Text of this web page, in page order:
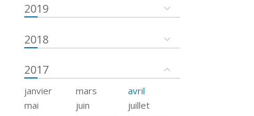
2019
2018
2017
janvier mars
avril
mai
juin
juillet